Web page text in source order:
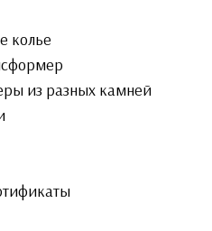
колье
из разных камней